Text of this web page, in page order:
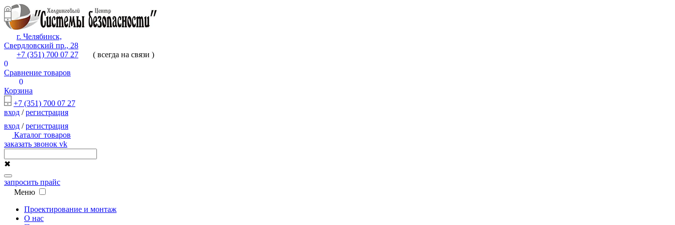
г. Челябинск,
Свердловский пр., 28
+7 (351) 700 07 27
( всегда на связи )
0
Сравнение товаров
0
Корзина
+7 (351) 700 07 27
вход /регистрация
вход /регистрация
Каталог товаров
заказать звонок vk
✖
запросить прайс
Меню
Проектирование и монтаж
О нас